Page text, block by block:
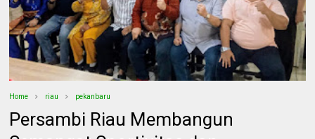
Home riau pekanbaru
Persambi Riau Membangun